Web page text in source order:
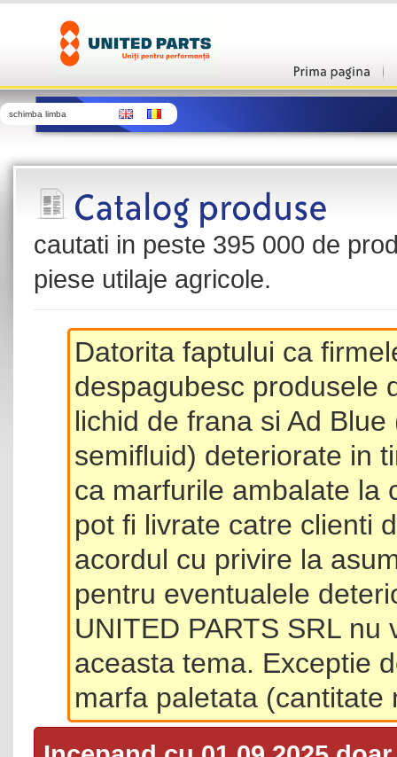
schimba limba
cautati in peste 395 000 de
piese utilaje agricole.
Datorita faptului ca
despagubesc produsele
lichid de frana si Ad
semifluid) deteriorate in
ca marfurile ambalate la
pot fi livrate catre clienti
acordul cu privire la
pentru eventualele
UNITED PARTS SRL
aceasta tema. Exceptie
marfa paletata (cantitate